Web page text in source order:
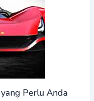
Perlu Anda